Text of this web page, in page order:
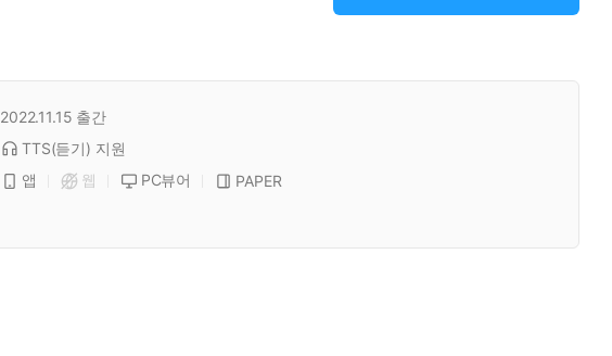
2022.11.15 출간
TTS(듣기) 지원
앱 웹 PC뷰어 PAPER